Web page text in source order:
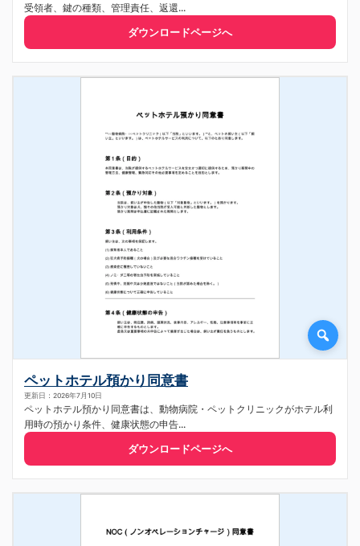
受領者、鍵の種類、管理責任、返還...
ダウンロードページへ
ペットホテル預かり同意書
更新日：2026年7月10日
ペットホテル預かり同意書は、動物病院・ペットクリニックがホテル利
用時の預かり条件、健康状態の申告...
ダウンロードページへ